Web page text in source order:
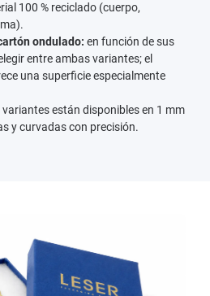
100 % reciclado (cuerpo,
ondulado: en función de sus
entre ambas variantes; el
una superficie especialmente
están disponibles en 1 mm
y curvadas con precisión.